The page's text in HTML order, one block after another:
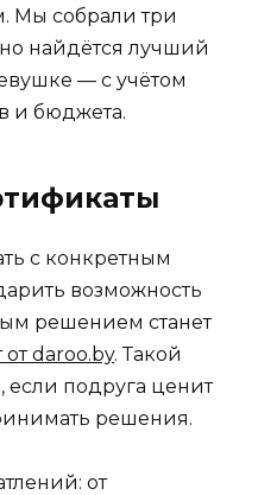
Мы собрали три
найдётся лучший
— с учётом
и бюджета.
с конкретным
возможность
решением станет
daroo.by. Такой
если подруга ценит
решения.
от